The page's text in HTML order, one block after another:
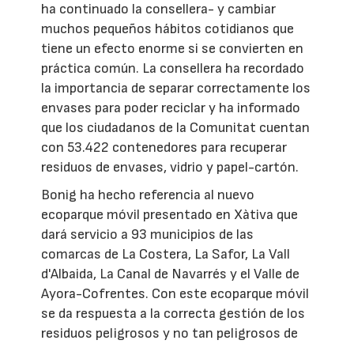
ha continuado la consellera- y cambiar
muchos pequeños hábitos cotidianos que
tiene un efecto enorme si se convierten en
práctica común. La consellera ha recordado
la importancia de separar correctamente los
envases para poder reciclar y ha informado
que los ciudadanos de la Comunitat cuentan
con 53.422 contenedores para recuperar
residuos de envases, vidrio y papel-cartón.
Bonig ha hecho referencia al nuevo
ecoparque móvil presentado en Xàtiva que
dará servicio a 93 municipios de las
comarcas de La Costera, La Safor, La Vall
d'Albaida, La Canal de Navarrés y el Valle de
Ayora-Cofrentes. Con este ecoparque móvil
se da respuesta a la correcta gestión de los
residuos peligrosos y no tan peligrosos de